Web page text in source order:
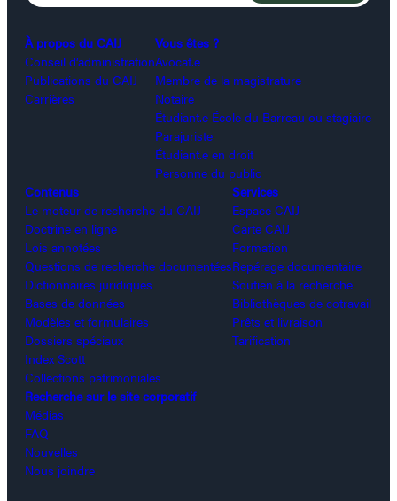
À propos du CAIJ
Conseil d’administration
Publications du CAIJ
Carrières
Vous êtes ?
Avocat.e
Membre de la magistrature
Notaire
Étudiant.e École du Barreau ou stagiaire
Parajuriste
Étudiant.e en droit
Personne du public
Contenus
Le moteur de recherche du CAIJ
Doctrine en ligne
Lois annotées
Questions de recherche documentées
Dictionnaires juridiques
Bases de données
Modèles et formulaires
Dossiers spéciaux
Index Scott
Collections patrimoniales
Services
Espace CAIJ
Carte CAIJ
Formation
Repérage documentaire
Soutien à la recherche
Bibliothèques de cotravail
Prêts et livraison
Tarification
Recherche sur le site corporatif
Médias
FAQ
Nouvelles
Nous joindre